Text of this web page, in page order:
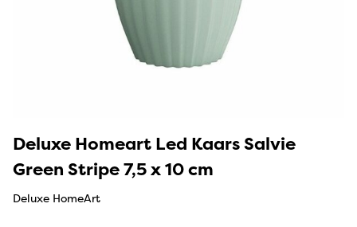
Deluxe Homeart Led Kaars Salvie
Green Stripe 7,5 x 10 cm
Deluxe HomeArt